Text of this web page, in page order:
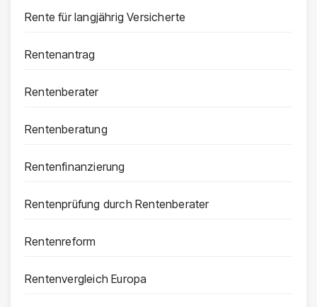
Rente für langjährig Versicherte
Rentenantrag
Rentenberater
Rentenberatung
Rentenfinanzierung
Rentenprüfung durch Rentenberater
Rentenreform
Rentenvergleich Europa